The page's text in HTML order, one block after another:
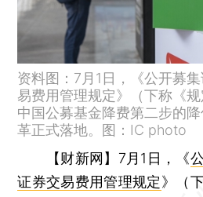
资料图：7月1日，《公开募
易费用管理规定》（下称《
中国公募基金降费第二步的
革正式落地。图：IC photo
【财新网】 7月1日，《
证券交易费用管理规定》（